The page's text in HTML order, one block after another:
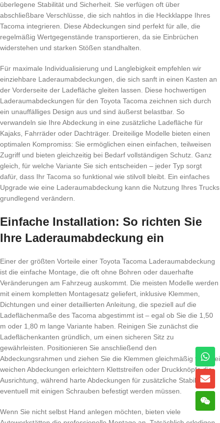
überlegene Stabilität und Sicherheit. Sie verfügen oft über
abschließbare Verschlüsse, die sich nahtlos in die Heckklappe Ihres
Tacoma integrieren. Diese Abdeckungen sind perfekt für alle, die
regelmäßig Wertgegenstände transportieren, da sie Einbrüchen
widerstehen und starken Stößen standhalten.
Für maximale Individualisierung und Langlebigkeit empfehlen wir
einziehbare Laderaumabdeckungen, die sich sanft in einen Kasten an
der Vorderseite der Ladefläche gleiten lassen. Diese hochwertigen
Laderaumabdeckungen für den Toyota Tacoma zeichnen sich durch
ein unauffälliges Design aus und sind äußerst belastbar. So
verwandeln sie Ihre Abdeckung in eine zusätzliche Ladefläche für
Kajaks, Fahrräder oder Dachträger. Dreiteilige Modelle bieten einen
optimalen Kompromiss: Sie ermöglichen einen einfachen, teilweisen
Zugriff und bieten gleichzeitig bei Bedarf vollständigen Schutz. Ganz
gleich, für welche Variante Sie sich entscheiden – jeder Typ sorgt
dafür, dass Ihr Tacoma so funktional wie stilvoll bleibt. Ein einfaches
Upgrade wie eine Laderaumabdeckung kann die Nutzung Ihres Trucks
grundlegend verändern.
Einfache Installation: So richten Sie
Ihre Laderaumabdeckung ein
Einer der größten Vorteile einer Toyota Tacoma Laderaumabdeckung
ist die einfache Montage, die oft ohne Bohren oder dauerhafte
Veränderungen am Fahrzeug auskommt. Die meisten Modelle werden
mit einem kompletten Montagesatz geliefert, inklusive Klemmen,
Dichtungen und einer detaillierten Anleitung, die speziell auf die
Ladeflächenmaße des Tacoma abgestimmt ist – egal ob Sie die 1,50
m oder 1,80 m lange Variante haben. Reinigen Sie zunächst die
Ladeflächenkanten gründlich, um einen sicheren Sitz zu
gewährleisten. Positionieren Sie anschließend den
Abdeckungsrahmen und ziehen Sie die Klemmen gleichmäßig fest. Bei
weichen Abdeckungen erleichtern Klettstreifen oder Druckknöpfe die
Ausrichtung, während harte Abdeckungen für zusätzliche Stabilität
eventuell mit einigen Schrauben befestigt werden müssen.
Wenn Sie nicht selbst Hand anlegen möchten, bieten viele